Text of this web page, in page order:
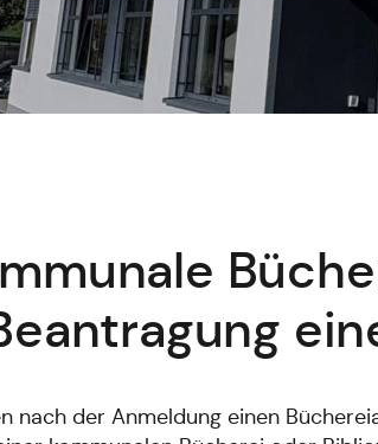
nach der Anmeldung einen